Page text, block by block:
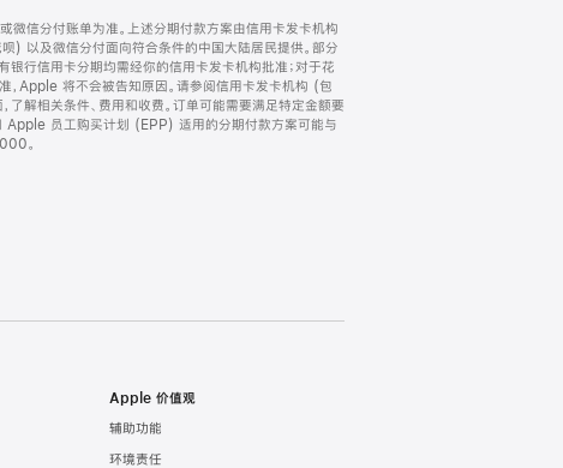
微信分付账单为准。上述分期付款方案由信用卡发卡机构
) 以及微信分付面向符合条件的中国大陆居民提供。部分
行信用卡分期均需经你的信用卡发卡机构批准；对于花
，Apple 将不会被告知原因。请参阅信用卡发卡机构 (包
解相关条件、费用和收费。订单可能需要满足特定金额要
Apple 员工购买计划 (EPP) 适用的分期付款方案可能与
。
Apple 价值观
辅助功能
环境责任